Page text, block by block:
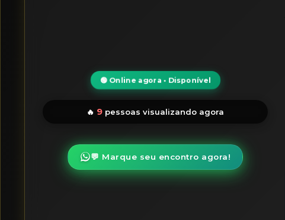
🟢 Online agora • Disponível
🔥 9 pessoas visualizando agora
💬 Marque seu encontro agora!